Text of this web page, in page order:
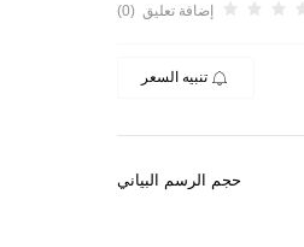
إضافة تعليق (0)
تنبيه السعر
حجم الرسم البياني